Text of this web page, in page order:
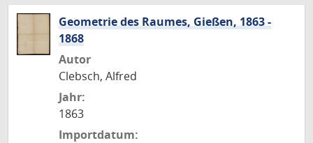
Geometrie des Raumes, Gießen, 1863 -
1868
Autor
Clebsch, Alfred
Jahr:
1863
Importdatum: